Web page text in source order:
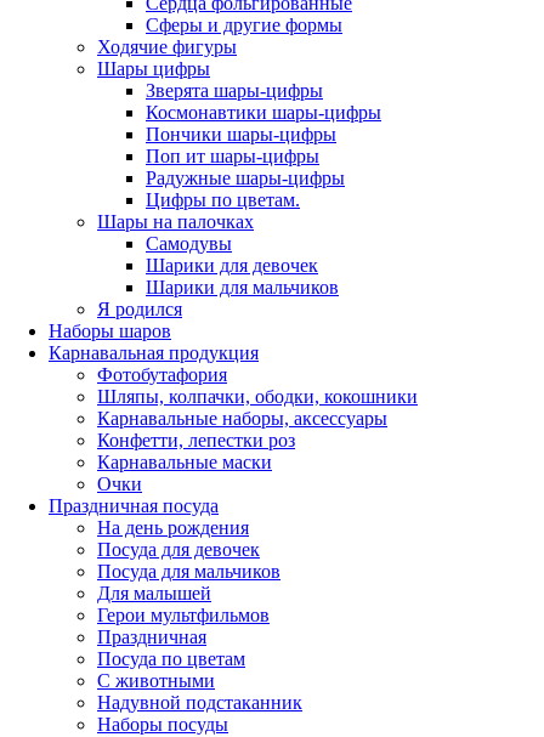
Сферы и другие формы
Ходячие фигуры
Шары цифры
Зверята шары-цифры
Космонавтики шары-цифры
Пончики шары-цифры
Поп ит шары-цифры
Радужные шары-цифры
Цифры по цветам.
Шары на палочках
Самодувы
Шарики для девочек
Шарики для мальчиков
Я родился
Наборы шаров
Карнавальная продукция
Фотобутафория
Шляпы, колпачки, ободки, кокошники
Карнавальные наборы, аксессуары
Конфетти, лепестки роз
Карнавальные маски
Очки
Праздничная посуда
На день рождения
Посуда для девочек
Посуда для мальчиков
Для малышей
Герои мультфильмов
Праздничная
Посуда по цветам
С животными
Надувной подстаканник
Наборы посуды